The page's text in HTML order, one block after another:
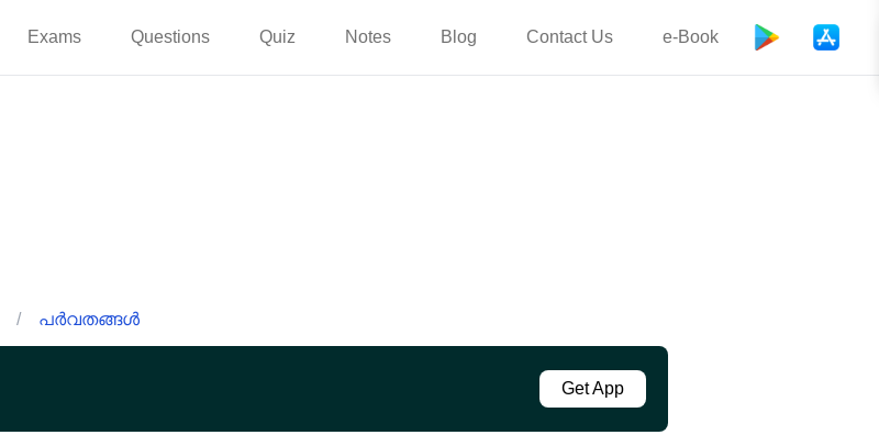
Exams Questions Quiz Notes Blog Contact Us e-Book
/ പർവതങ്ങൾ
Get App